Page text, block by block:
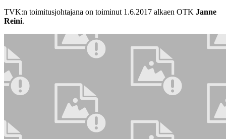
TVK:n toimitusjohtajana on toiminut 1.6.2017 alkaen OTK Janne
Reini.